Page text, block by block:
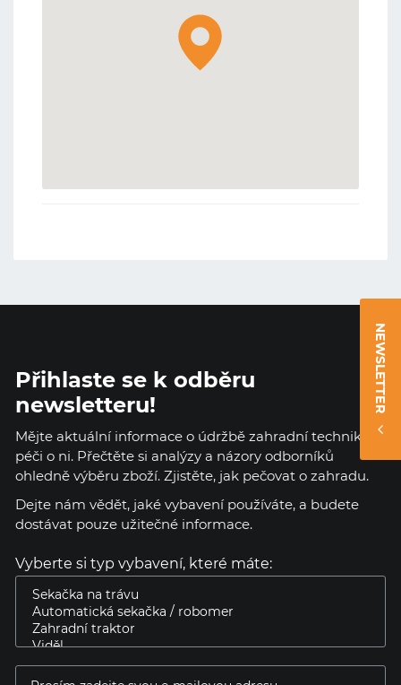
NEWSLETTER
Přihlaste se k odběru
newsletteru!
Mějte aktuální informace o údržbě zahradní techniky a
péči o ni. Přečtěte si analýzy a názory odborníků
ohledně výběru zboží. Zjistěte, jak pečovat o zahradu.
Dejte nám vědět, jaké vybavení používáte, a budete
dostávat pouze užitečné informace.
Vyberte si typ vybavení, které máte: